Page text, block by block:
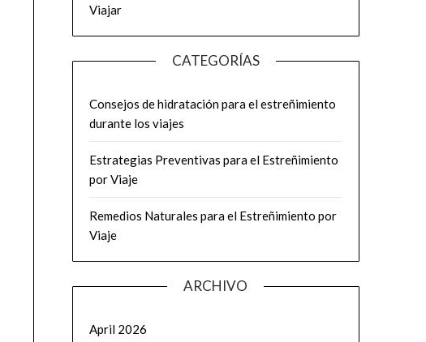
Viajar
CATEGORÍAS
Consejos de hidratación para el estreñimiento
durante los viajes
Estrategias Preventivas para el Estreñimiento
por Viaje
Remedios Naturales para el Estreñimiento por
Viaje
ARCHIVO
April 2026